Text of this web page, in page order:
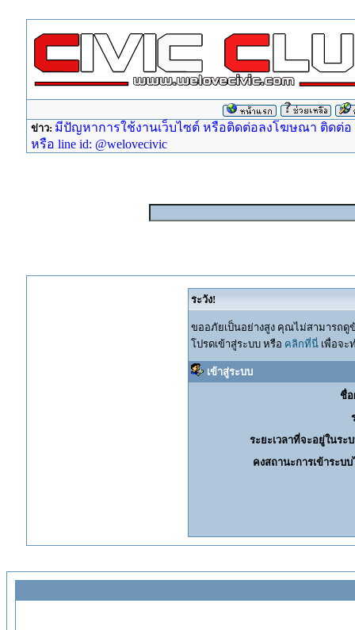
ข่าว: มีปัญหาการใช้งานเว็บไซต์ หรือติดต่อลงโฆษณา ติดต่อ
หรือ line id: @welovecivic
ระวัง!
ขออภัยเป็นอย่างสูง คุณไม่สามารถ
โปรดเข้าสู่ระบบ หรือ คลิกที่นี่เพื่อจะ
เข้าสู่ระบบ
ชื่อ
ระยะเวลาที่จะอยู่ในระ
คงสถานะการเข้าระบ